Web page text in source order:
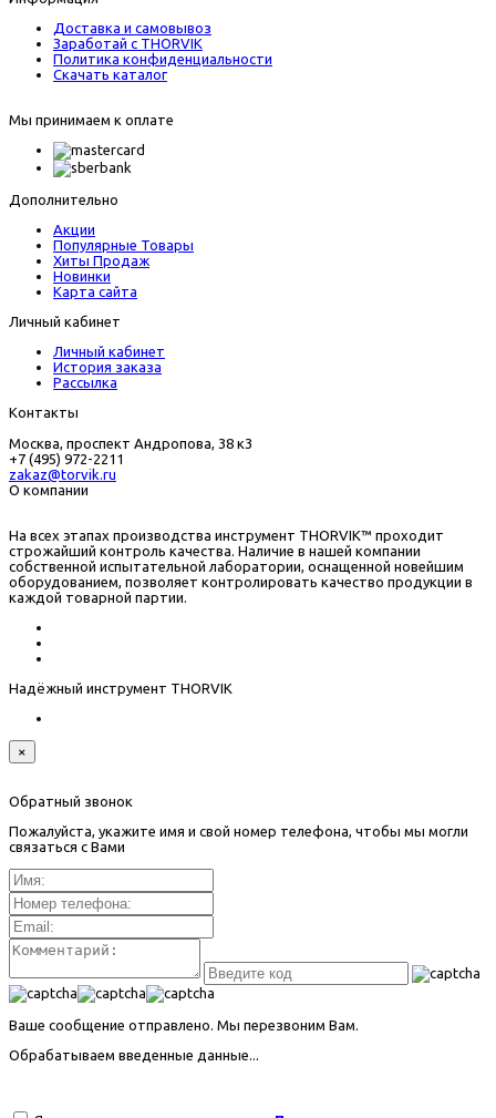
Доставка и самовывоз
Заработай с THORVIK
Политика конфиденциальности
Скачать каталог
Мы принимаем к оплате
Дополнительно
Акции
Популярные Товары
Хиты Продаж
Новинки
Карта сайта
Личный кабинет
Личный кабинет
История заказа
Рассылка
Контакты
Москва, проспект Андропова, 38 к3
+7 (495) 972-2211
zakaz@torvik.ru
О компании
На всех этапах производства инструмент THORVIK™ проходит
строжайший контроль качества. Наличие в нашей компании
собственной испытательной лаборатории, оснащенной новейшим
оборудованием, позволяет контролировать качество продукции в
каждой товарной партии.
Надёжный инструмент THORVIK
×
Обратный звонок
Пожалуйста, укажите имя и свой номер телефона, чтобы мы могли
связаться с Вами
Ваше сообщение отправлено. Мы перезвоним Вам.
Обрабатываем введенные данные...